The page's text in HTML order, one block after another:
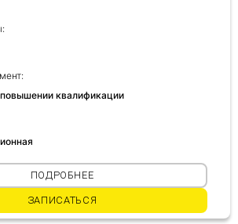
квалификации
ПОДРОБНЕЕ
ЗАПИСАТЬСЯ
документы
консультацию
наобработку персональных
e-mail рассылку
консультацию
наобработку персональных